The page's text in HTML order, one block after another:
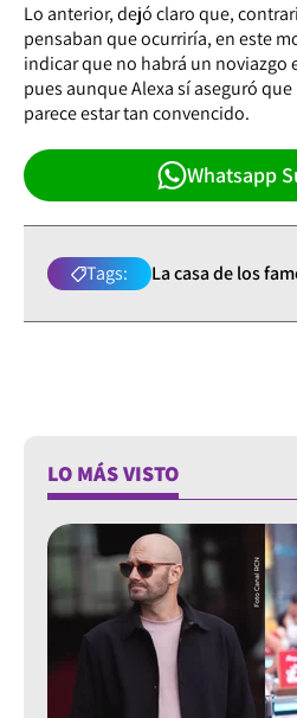
Lo anterior, dejó claro que,
pensaban que ocurriría, en este
indicar que no habrá un noviazgo
pues aunque Alexa sí aseguró
parece estar tan convencido.
Whatsapp
Tags: La casa de los
LO MÁS VISTO